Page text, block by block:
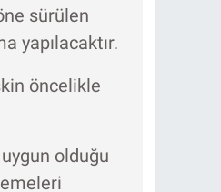
sürülen
yapılacaktır.
öncelikle
olduğu